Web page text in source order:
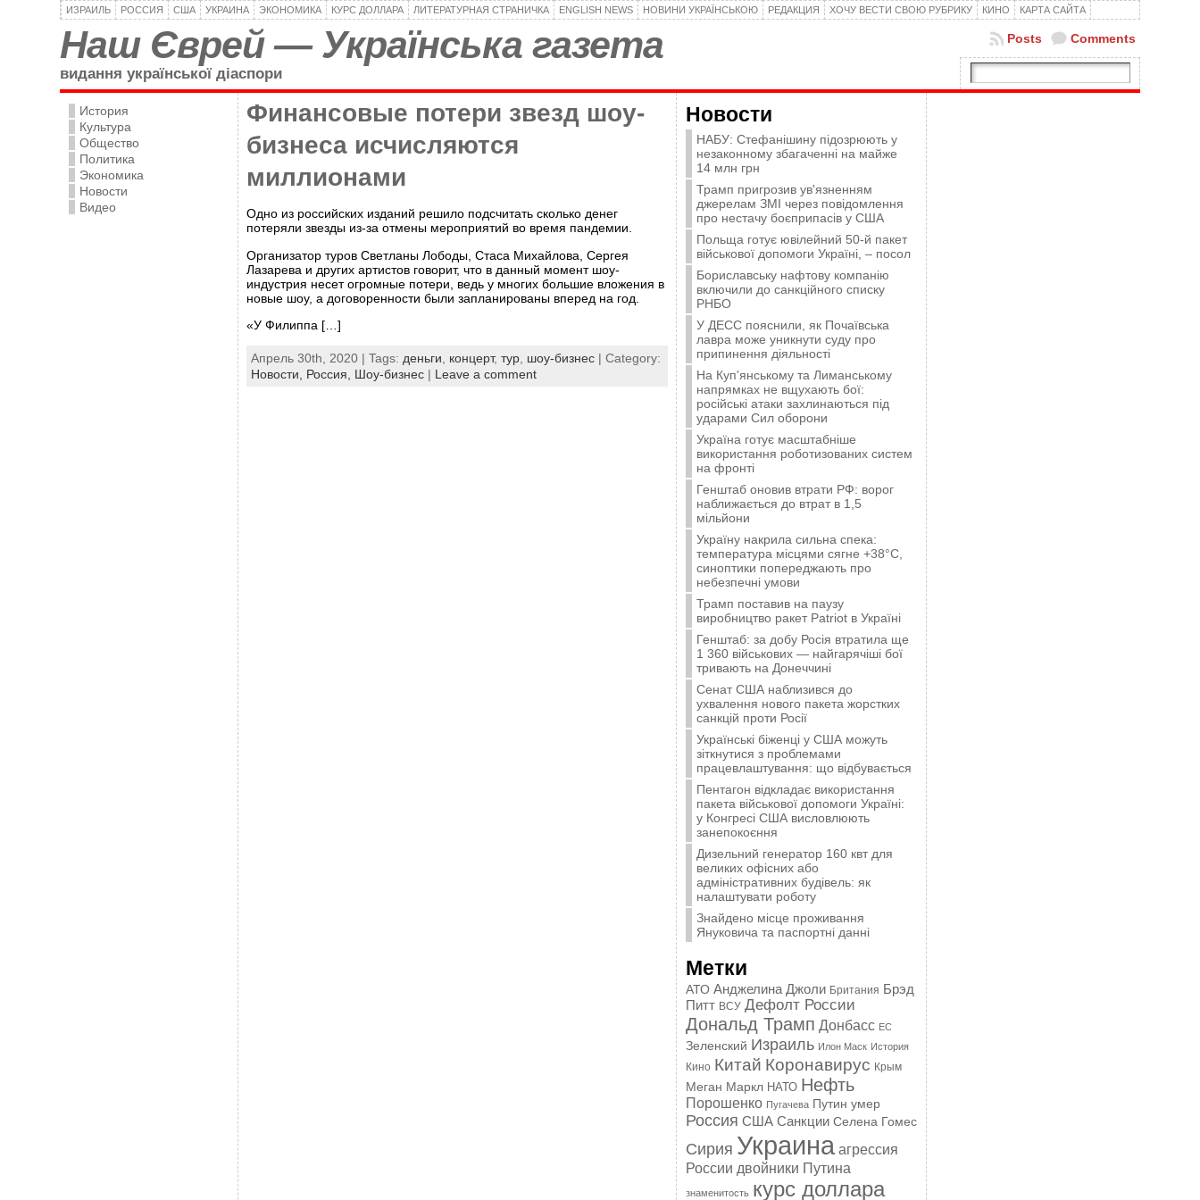
ИЗРАИЛЬ РОССИЯ США УКРАИНА ЭКОНОМИКА КУРС ДОЛЛАРА ЛИТЕРАТУРНАЯ СТРАНИЧКА ENGLISH NEWS НОВИНИ УКРАЇНСЬКОЮ РЕДАКЦИЯ ХОЧУ ВЕСТИ СВОЮ РУБРИКУ КИНО КАРТА САЙТА
Наш Єврей — Українська газета
видання української діаспори
Comments
Posts
История
Культура
Общество
Политика
Экономика
Новости
Видео
Финансовые потери звезд шоу-
бизнеса исчисляются
миллионами
Одно из российских изданий решило подсчитать сколько денег
потеряли звезды из-за отмены мероприятий во время пандемии.
Организатор туров Светланы Лободы, Стаса Михайлова, Сергея
Лазарева и других артистов говорит, что в данный момент шоу-
индустрия несет огромные потери, ведь у многих большие вложения в
новые шоу, а договоренности были запланированы вперед на год.
«У Филиппа […]
Апрель 30th, 2020 | Tags: деньги концерт, тур шоу-бизнес | Category:
Новости, Россия, Шоу-бизнес | Leave a comment
Новости
НАБУ: Стефанішину підозрюють у
незаконному збагаченні на майже
14 млн грн
Трамп пригрозив ув'язненням
джерелам ЗМІ через повідомлення
про нестачу боєприпасів у США
Польща готує ювілейний 50-й пакет
військової допомоги Україні, – посол
Бориславську нафтову компанію
включили до санкційного списку
РНБО
У ДЕСС пояснили, як Почаївська
лавра може уникнути суду про
припинення діяльності
На Куп'янському та Лиманському
напрямках не вщухають бої:
російські атаки захлинаються під
ударами Сил оборони
Україна готує масштабніше
використання роботизованих систем
на фронті
Генштаб оновив втрати РФ: ворог
наближається до втрат в 1,5
мільйони
Україну накрила сильна спека:
температура місцями сягне +38°C,
синоптики попереджають про
небезпечні умови
Трамп поставив на паузу
виробництво ракет Patriot в Україні
Генштаб: за добу Росія втратила ще
1 360 військових — найгарячіші бої
тривають на Донеччині
Сенат США наблизився до
ухвалення нового пакета жорстких
санкцій проти Росії
Українські біженці у США можуть
зіткнутися з проблемами
працевлаштування: що відбувається
Пентагон відкладає використання
пакета військової допомоги Україні:
у Конгресі США висловлюють
занепокоєння
Дизельний генератор 160 квт для
великих офісних або
адміністративних будівель: як
налаштувати роботу
Знайдено місце проживання
Януковича та паспортні данні
Метки
АТО Анджелина Джоли Британия Брэд
Питт ВСУ Дефолт России
Дональд Трамп Донбасс ЕС
Зеленский Израиль Илон Маск История
Кино Китай Коронавирус Крым
Меган Маркл НАТО Нефть
Порошенко Пугачева Путин умер
Россия США Санкции Селена Гомес
Сирия Украина агрессия
России двойники Путина
знаменитость курс доллара